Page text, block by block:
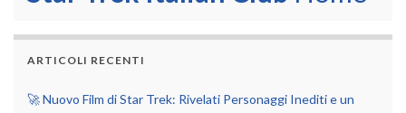
ARTICOLI RECENTI
🚀 Nuovo Film di Star Trek: Rivelati Personaggi Inediti e un